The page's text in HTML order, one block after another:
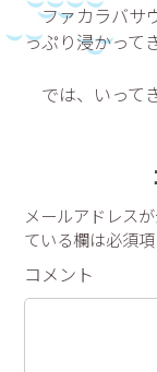
ファカラバサ
っぷり浸かって
では、いって
メールアドレス
ている欄は必須項
コメント